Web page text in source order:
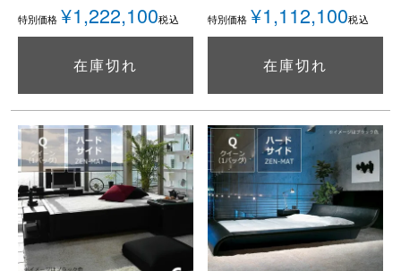
特別価格 ¥1,222,100税込
在庫切れ
詳細を見る
特別価格 ¥1,112,100税込
在庫切れ
詳細を見る